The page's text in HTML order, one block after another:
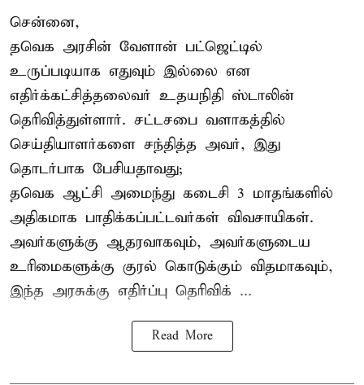
சென்னை,
தவெக அரசின் வேளான் பட்ஜெட்டில்
உருப்படியாக எதுவும் இல்லை என
எதிர்க்கட்சித்தலைவர் உதயநிதி ஸ்டாலின்
தெரிவித்துள்ளார். சட்டசபை வளாகத்தில்
செய்தியாளர்களை சந்தித்த அவர், இது
தொடர்பாக பேசியதாவது;
தவெக ஆட்சி அமைந்து கடைசி 3 மாதங்களில்
அதிகமாக பாதிக்கப்பட்டவர்கள் விவசாயிகள்.
அவர்களுக்கு ஆதரவாகவும், அவர்களுடைய
உரிமைகளுக்கு குரல் கொடுக்கும் விதமாகவும்,
இந்த அரசுக்கு எதிர்ப்பு தெரிவிக் ...
Read More